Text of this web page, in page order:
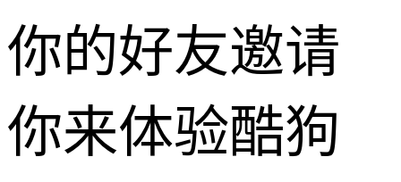
你的好友邀请
你来体验酷狗